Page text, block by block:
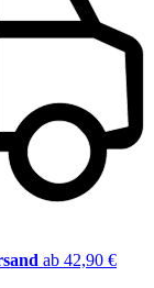
ab 42,90 €